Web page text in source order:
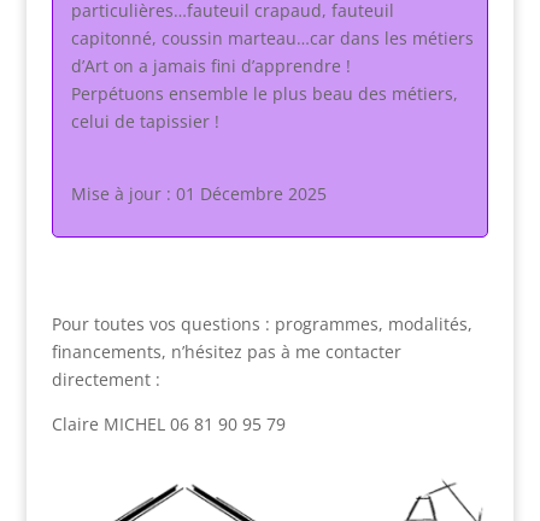
particulières…fauteuil crapaud, fauteuil
capitonné, coussin marteau…car dans les métiers
d’Art on a jamais fini d’apprendre !
Perpétuons ensemble le plus beau des métiers,
celui de tapissier !
Mise à jour : 01 Décembre 2025
Pour toutes vos questions : programmes, modalités,
financements, n’hésitez pas à me contacter
directement :
Claire MICHEL 06 81 90 95 79